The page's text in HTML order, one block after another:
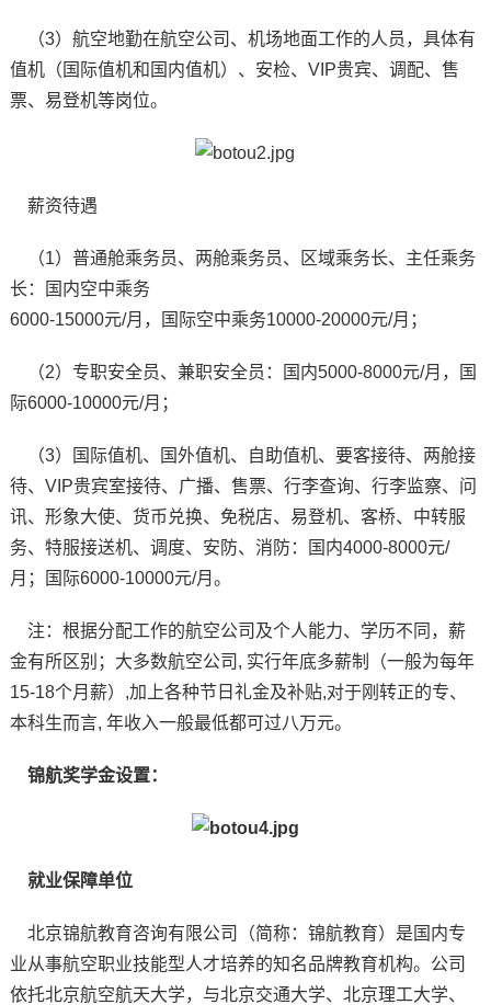
（3）航空地勤在航空公司、机场地面工作的人员，具体有
值机（国际值机和国内值机）、安检、VIP贵宾、调配、售
票、易登机等岗位。
薪资待遇
（1）普通舱乘务员、两舱乘务员、区域乘务长、主任乘务
长：国内空中乘务
6000-15000元/月，国际空中乘务10000-20000元/月；
（2）专职安全员、兼职安全员：国内5000-8000元/月，国
际6000-10000元/月；
（3）国际值机、国外值机、自助值机、要客接待、两舱接
待、VIP贵宾室接待、广播、售票、行李查询、行李监察、问
讯、形象大使、货币兑换、免税店、易登机、客桥、中转服
务、特服接送机、调度、安防、消防：国内4000-8000元/
月；国际6000-10000元/月。
注：根据分配工作的航空公司及个人能力、学历不同，薪
金有所区别；大多数航空公司, 实行年底多薪制（一般为每年
15-18个月薪）,加上各种节日礼金及补贴,对于刚转正的专、
本科生而言, 年收入一般最低都可过八万元。
锦航奖学金设置：
就业保障单位
北京锦航教育咨询有限公司（简称：锦航教育）是国内专
业从事航空职业技能型人才培养的知名品牌教育机构。公司
依托北京航空航天大学，与北京交通大学、北京理工大学、